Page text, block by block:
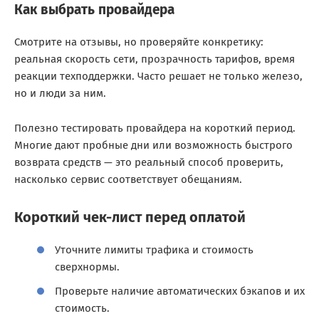
Как выбрать провайдера
Смотрите на отзывы, но проверяйте конкретику:
реальная скорость сети, прозрачность тарифов, время
реакции техподдержки. Часто решает не только железо,
но и люди за ним.
Полезно тестировать провайдера на короткий период.
Многие дают пробные дни или возможность быстрого
возврата средств — это реальный способ проверить,
насколько сервис соответствует обещаниям.
Короткий чек-лист перед оплатой
Уточните лимиты трафика и стоимость
сверхнормы.
Проверьте наличие автоматических бэкапов и их
стоимость.